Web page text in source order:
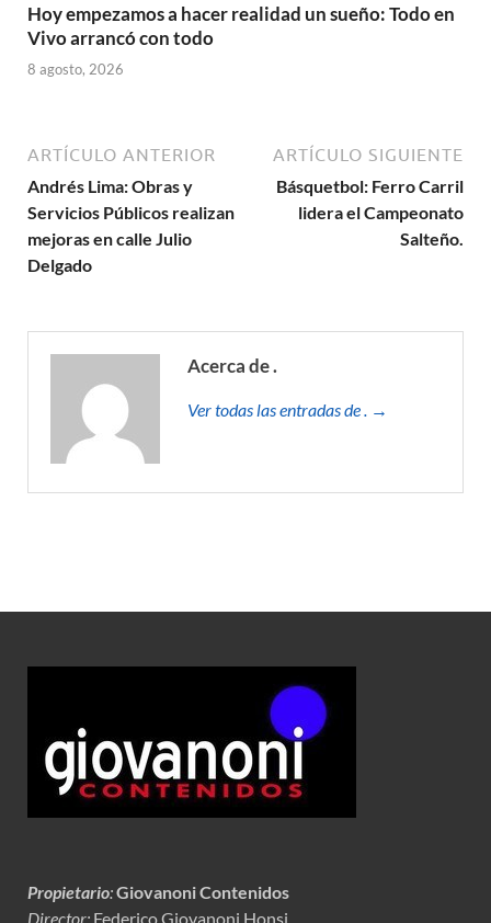
Hoy empezamos a hacer realidad un sueño: Todo en
Vivo arrancó con todo
8 agosto, 2026
ARTÍCULO ANTERIOR
Andrés Lima: Obras y
Servicios Públicos realizan
mejoras en calle Julio
Delgado
ARTÍCULO SIGUIENTE
Básquetbol: Ferro Carril
lidera el Campeonato
Salteño.
Acerca de .
Ver todas las entradas de . →
Propietario:Giovanoni Contenidos
Director: Federico Giovanoni Honsi